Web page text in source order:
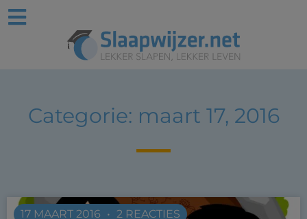
Categorie: maart 17, 2016
17 MAART 2016 2 REACTIES